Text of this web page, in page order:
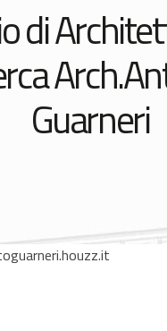
di
Guarneri